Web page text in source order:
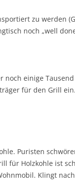
zu werden
noch „well
einige
für den Grill
Puristen
für Holzkohle ist
Klingt